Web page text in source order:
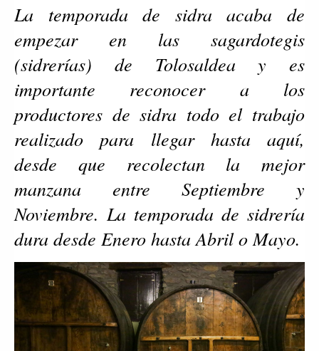
La temporada de sidra acaba de
empezar en las sagardotegis
(sidrerías) de Tolosaldea y es
importante reconocer a los
productores de sidra todo el trabajo
realizado para llegar hasta aquí,
desde que recolectan la mejor
manzana entre Septiembre y
Noviembre. La temporada de sidrería
dura desde Enero hasta Abril o Mayo.